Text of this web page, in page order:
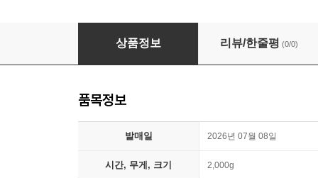
Morton Feldman (모튼 펠드만) - New
상품정보 리뷰/한줄평 (0/0)
품목정보
발매일 2026년 07월 08일
시간, 무게, 크기 2,000g